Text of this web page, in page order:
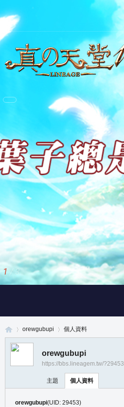
1 / 3
orewgubupi 個人資料
orewgubupi
https://bbs.lineagem.tw/?29453
主題 個人資料
orewgubupi(UID: 29453)